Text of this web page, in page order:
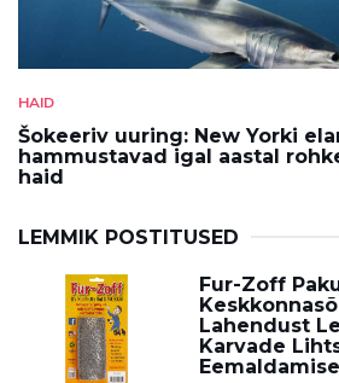
HAID
Šokeeriv uuring: New Yorki
hammustavad igal aastal
haid
LEMMIK POSTITUSED
Fur-Zoff
Lahendust
Karvade